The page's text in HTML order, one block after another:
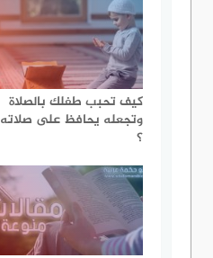
كيف تحبب طفلك بالصلاة
وتجعله يحافظ على صلاته
؟